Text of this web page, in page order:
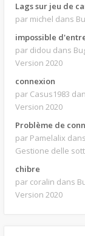
Lags sur jeu de
par michel dans
par didou dans
Version 2020
connexion
par Casus1983
Version 2020
Problème de
par Pamelalix
Gestione delle
chibre
par coralin dans
Version 2020